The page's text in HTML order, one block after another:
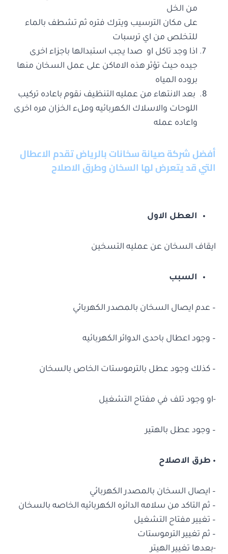
من الخل
على مكان الترسيب ويترك فتره ثم تشطف بالماء
للتخلص من اي ترسبات
اذا وجد تاكل او صدا يجب استبدالها باجزاء اخرى
جيده حيث تؤثر هذه الاماكن على عمل السخان منها
بروده المياه
بعد الانتهاء من عمليه التنظيف نقوم باعاده تركيب
اللوحات والاسلاك الكهربائيه وملء الخزان مره اخرى
واعاده عمله
أفضل شركة صيانة سخانات بالرياضتقدم الاعطال
التي قد يتعرض لها السخان وطرق الاصلاح
العطل الاول
ايقاف السخان عن عمليه التسخين
السبب
– عدم ايصال السخان بالمصدر الكهربائي
– وجود اعطال باحدى الدوائر الكهربائيه
– كذلك وجود عطل بالترموستات الخاص بالسخان
-او وجود تلف في مفتاح التشغيل
– وجود عطل بالهتير
٠ طرق الاصلاح
– ايصال السخان بالمصدر الكهربائي
– ثم التاكد من سلامه الدائره الكهربائيه الخاصه بالسخان
– تغيير مفتاح التشغيل
– ثم تغيير الترموستات
-بعدها تغيير الهيتر